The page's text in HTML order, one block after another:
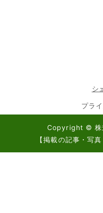
シ
プラ
Copyright © 株
【掲載の記事・写